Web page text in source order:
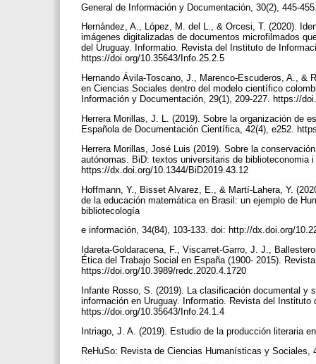
General de Información y Documentación, 30(2), 445-
Hernández, A., López, M. del L., & Orcesi, T. (2020).
imágenes digitalizadas de documentos microfilmados
del Uruguay. Informatio. Revista del Instituto de
https://doi.org/10.35643/Info.25.2.5
Hernando Ávila-Toscano, J., Marenco-Escuderos, A., &
en Ciencias Sociales dentro del modelo científico
Información y Documentación, 29(1), 209-227. https://
Herrera Morillas, J. L. (2019). Sobre la organización de
Española de Documentación Científica, 42(4), e252.
Herrera Morillas, José Luis (2019). Sobre la
autónomas. BiD: textos universitaris de biblioteconomia
https://dx.doi.org/10.1344/BiD2019.43.12
Hoffmann, Y., Bisset Alvarez, E., & Martí-Lahera, Y.
de la educación matemática en Brasil: un ejemplo de
bibliotecología
e información, 34(84), 103-133. doi: http://dx.doi.org/
Idareta-Goldaracena, F., Viscarret-Garro, J. J.,
Ética del Trabajo Social en España (1900- 2015).
https://doi.org/10.3989/redc.2020.4.1720
Infante Rosso, S. (2019). La clasificación documental
información en Uruguay. Informatio. Revista del
https://doi.org/10.35643/Info.24.1.4
Intriago, J. A. (2019). Estudio de la producción literaria
ReHuSo: Revista de Ciencias Humanísticas y